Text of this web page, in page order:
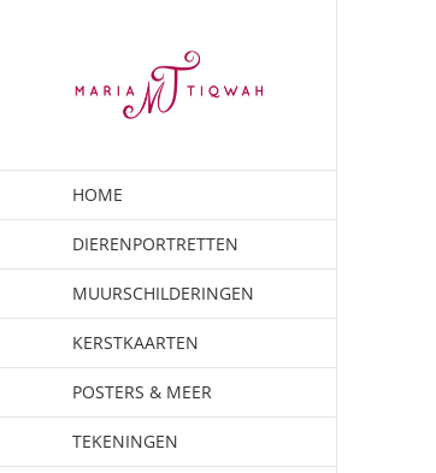
HOME
DIERENPORTRETTEN
MUURSCHILDERINGEN
KERSTKAARTEN
POSTERS & MEER
TEKENINGEN